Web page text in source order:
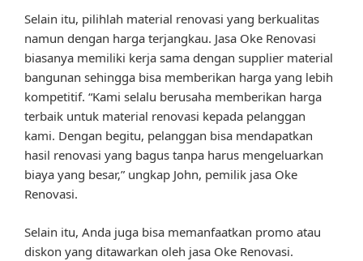
Selain itu, pilihlah material renovasi yang berkualitas
namun dengan harga terjangkau. Jasa Oke Renovasi
biasanya memiliki kerja sama dengan supplier material
bangunan sehingga bisa memberikan harga yang lebih
kompetitif. “Kami selalu berusaha memberikan harga
terbaik untuk material renovasi kepada pelanggan
kami. Dengan begitu, pelanggan bisa mendapatkan
hasil renovasi yang bagus tanpa harus mengeluarkan
biaya yang besar,” ungkap John, pemilik jasa Oke
Renovasi.
Selain itu, Anda juga bisa memanfaatkan promo atau
diskon yang ditawarkan oleh jasa Oke Renovasi.